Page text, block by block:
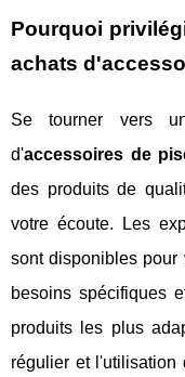
Pourquoi
achats
Se tourner vers
d'accessoires de
des produits de
votre écoute. Les
sont disponibles
besoins spécifiques
produits les plus
régulier et l'utilisation